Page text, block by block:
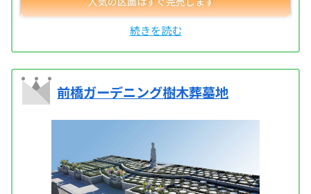
前橋ガーデニング樹木葬墓地